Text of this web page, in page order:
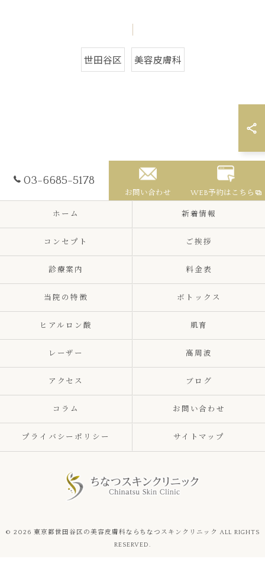
世田谷区 美容皮膚科
03-6685-5178
お問い合わせ WEB予約はこちら
ホーム 新着情報
コンセプト ご挨拶
診療案内 料金表
当院の特徴 ボトックス
ヒアルロン酸 肌育
レーザー 高周波
アクセス ブログ
コラム お問い合わせ
プライバシーポリシー サイトマップ
© 2026 東京都世田谷区の美容皮膚科ならちなつスキンクリニック ALL RIGHTS
RESERVED.